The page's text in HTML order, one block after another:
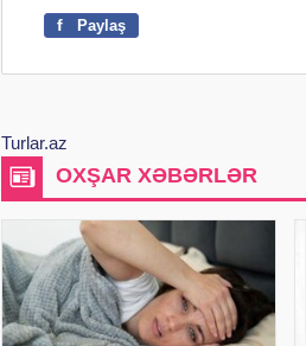
f Paylaş
Turlar.az
OXŞAR XƏBƏRLƏR